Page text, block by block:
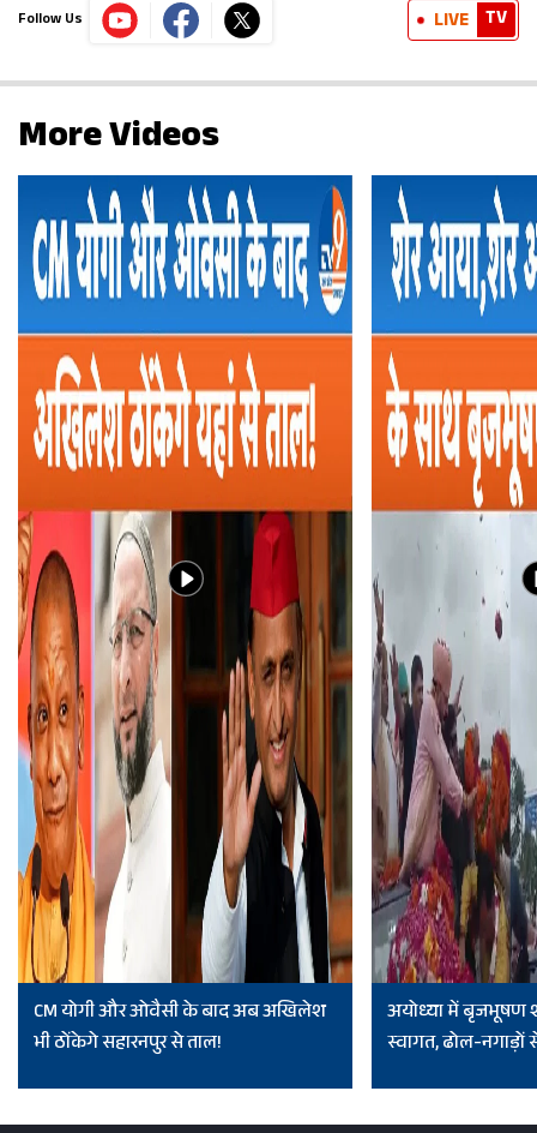
Follow Us LIVE TV
More Videos
CM योगी और ओवैसी के बाद अब अखिलेश
भी ठोंकेगे सहारनपुर से ताल!
अयोध्या में बृजभूषण
स्वागत, ढोल-नगाड़ों